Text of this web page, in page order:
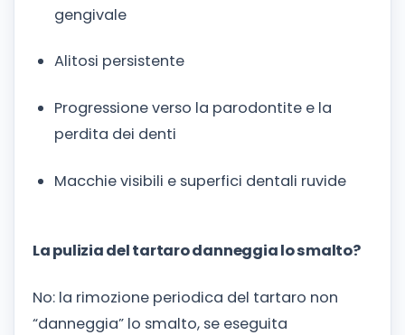
gengivale
Alitosi persistente
Progressione verso la parodontite e la
perdita dei denti
Macchie visibili e superfici dentali ruvide
La pulizia del tartaro danneggia lo smalto?
No: la rimozione periodica del tartaro non
“danneggia” lo smalto, se eseguita